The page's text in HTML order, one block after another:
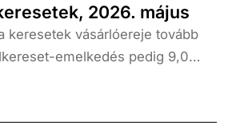
2026. május
keresetek vásárlóereje tovább
emelkedés pedig 9,0
11,0 százalékot tett ki, emellett